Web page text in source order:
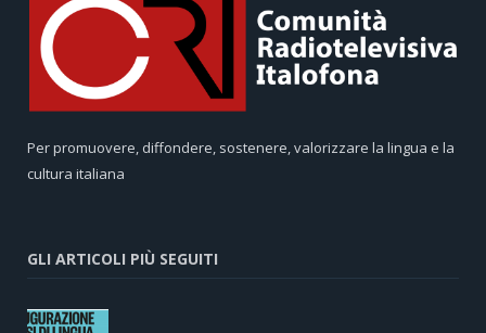
Per promuovere, diffondere, sostenere, valorizzare la lingua e la
cultura italiana
GLI ARTICOLI PIÙ SEGUITI